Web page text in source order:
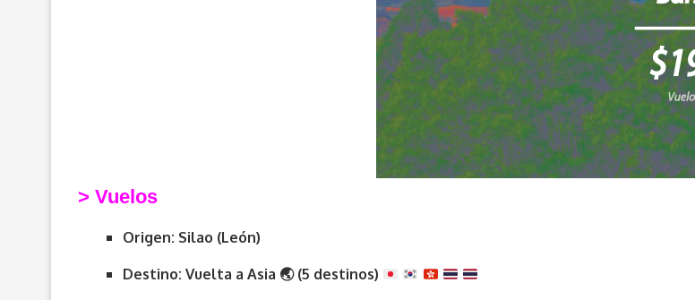
> Vuelos
Origen: Silao (León)
Destino: Vuelta a Asia 🌏(5 destinos)